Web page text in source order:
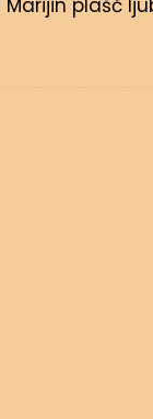
plašč